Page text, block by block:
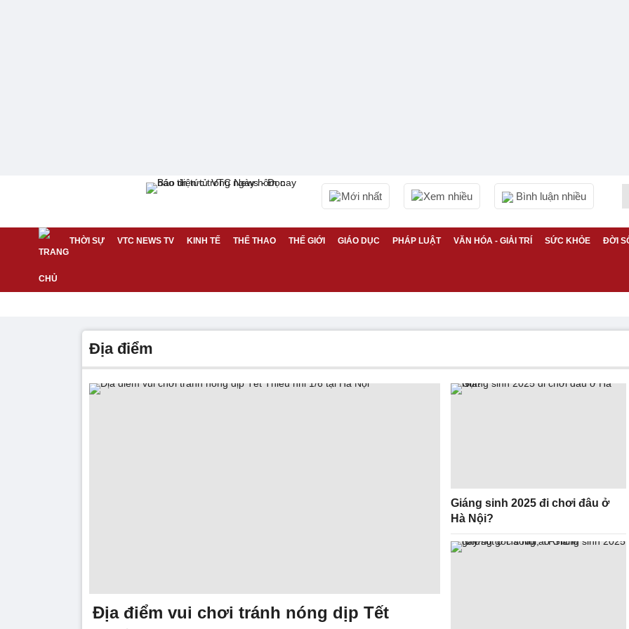
Mới nhất Xem nhiều Bình luận nhiều
THỜI SỰ VTC NEWS TV KINH TẾ THỂ THAO THẾ GIỚI GIÁO DỤC PHÁP LUẬT VĂN HÓA - GIẢI TRÍ SỨC KHỎE ĐỜI
địa điểm
Địa điểm vui chơi tránh nóng dịp Tết
Giáng sinh 2025 đi chơi đâu ở
Hà Nội?